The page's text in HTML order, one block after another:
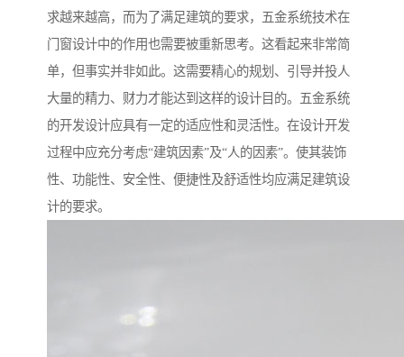
求越来越高，而为了满足建筑的要求，五金系统技术在
门窗设计中的作用也需要被重新思考。这看起来非常简
单，但事实并非如此。这需要精心的规划、引导并投人
大量的精力、财力才能达到这样的设计目的。五金系统
的开发设计应具有一定的适应性和灵活性。在设计开发
过程中应充分考虑“建筑因素”及“人的因素”。使其装饰
性、功能性、安全性、便捷性及舒适性均应满足建筑设
计的要求。